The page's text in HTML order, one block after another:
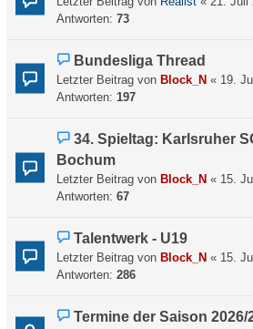
Antworten: 73
Bundesliga Thread
Letzter Beitrag von Block_N « 19.
Antworten: 197
34. Spieltag: Karlsruher
Bochum
Letzter Beitrag von Block_N « 15.
Antworten: 67
Talentwerk - U19
Letzter Beitrag von Block_N « 15.
Antworten: 286
Termine der Saison 2026/